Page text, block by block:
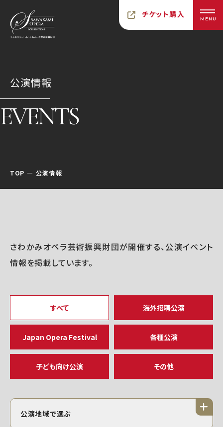
チケット購入 MENU
公演情報
EVENTS
TOP 公演情報
さわかみオペラ芸術振興財団が開催する、公演イベント
情報を掲載しています。
すべて 海外招聘公演
Japan Opera Festival 各種公演
子ども向け公演 その他
公演地域で選ぶ